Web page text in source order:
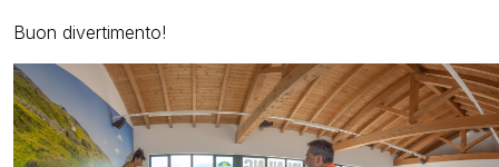
Buon divertimento!